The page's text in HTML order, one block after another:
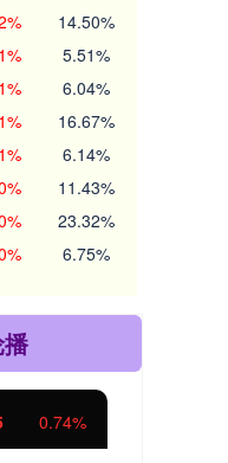
14.50%
5.51%
6.04%
16.67%
6.14%
11.43%
23.32%
6.75%
0.74%